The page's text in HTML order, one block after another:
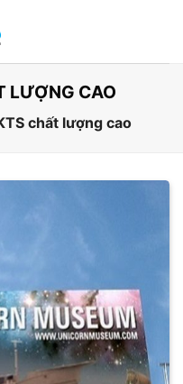
LƯỢNG CAO
chất lượng cao